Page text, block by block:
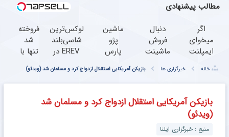
مطالب پیشنهادی
اگر
میخوای
ایمپلنت
الان
وقتشه |
فقط با
۲۵
میلیون
تومان!!!
دنبال
فروش
ماشینت
؟ اینجا
راحت و
سریع
بفروش
ماشین
پژو
پارس
فروش
داری؟
اینجا
سریع
لوکس‌ترین
شاسی‌بلند
EREV در
توسط نیکا
موتور
رونمایی
شد!
فروخته
شد
تنها با
یک بار
مراجعه
به
خانه خبرگزاری ها بازیکن آمریکایی استقلال ازدواج کرد و مسلمان شد (ویدئو)
بازیکن آمریکایی استقلال ازدواج کرد و مسلمان شد
(ویدئو)
منبع : خبرگزاری ایلنا